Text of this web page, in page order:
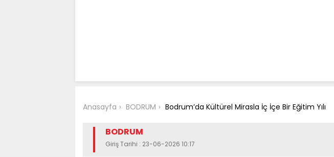
Anasayfa BODRUM Bodrum’da Kültürel Mirasla İç İçe Bir Eğitim Yılı
BODRUM
Giriş Tarihi : 23-06-2026 10:17